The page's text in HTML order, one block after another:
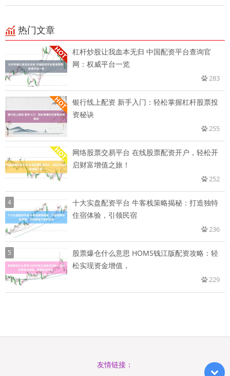
热门文章
杠杆炒股让我血本无归 中国配资平台查询官
网：权威平台一览
283
银行线上配资 新手入门：轻松掌握杠杆股票投
资秘诀
255
网络股票交易平台 在线股票配资开户，轻松开
启财富增值之旅！
252
4
十大实盘配资平台 牛客栈策略揭秘：打造独特
住宿体验，引领民宿
236
5
股票爆仓什么意思 HOMS钱江版配资攻略：轻
松实现资金增值，
229
友情链接：